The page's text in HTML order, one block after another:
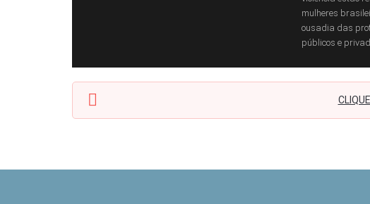
mulheres
ousadia das
públicos e